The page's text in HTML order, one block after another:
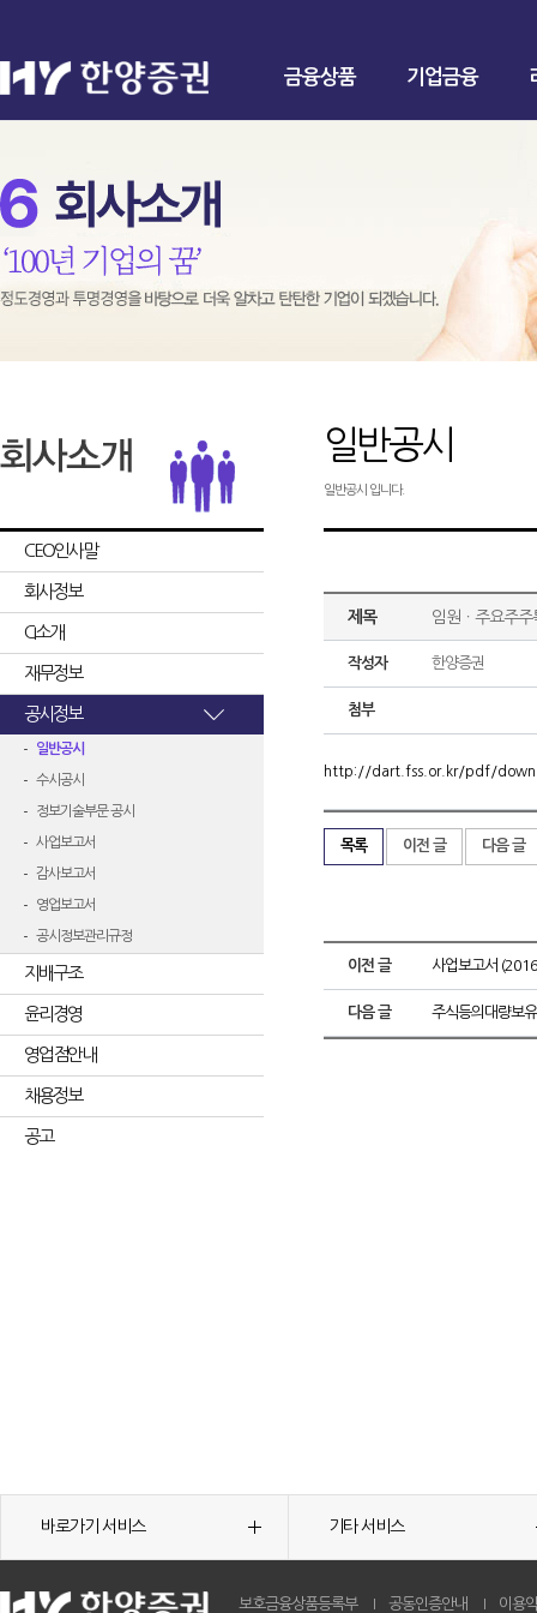
금융상품 기업금융
CEO인사말
회사정보
CI소개
재무정보
공시정보
일반공시
수시공시
정보기술부문 공시
사업보고서
감사보고서
영업보고서
공시정보관리규정
지배구조
윤리경영
영업점안내
채용정보
공고
일반공시
일반공시 입니다.
제목 임원ㆍ주요주
작성자 한양증권
첨부
http://dart.fss.or.kr/pdf/
목록 이전 글 다음 글
이전 글 사업보고서
다음 글 주식등의대량보
바로가기 서비스 기타 서비스
보호금융상품등록부 공동인증안내 이용